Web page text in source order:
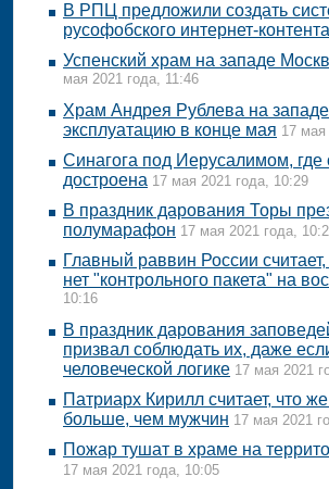
В РПЦ предложили создать
русофобского интернет-контента
Успенский храм на западе
мая 2021 года, 11:46
Храм Андрея Рублева на
эксплуатацию в конце мая 17 мая
Синагога под Иерусалимом,
достроена 17 мая 2021 года, 10:29
В праздник дарования Торы
полумарафон 17 мая 2021 года,
Главный раввин России
нет "контрольного пакета" на
10:16
В праздник дарования
призвал соблюдать их, даже
человеческой логике 17 мая 2021
Патриарх Кирилл считает, что
больше, чем мужчин 17 мая 2021
Пожар тушат в храме на
17 мая 2021 года, 10:05